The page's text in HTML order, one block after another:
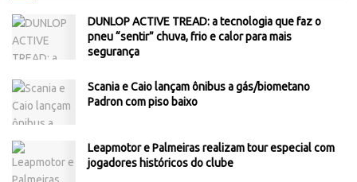
DUNLOP ACTIVE TREAD: a tecnologia que faz o
pneu “sentir” chuva, frio e calor para mais
segurança
Scania e Caio lançam ônibus a gás/biometano
Padron com piso baixo
Leapmotor e Palmeiras realizam tour especial com
jogadores históricos do clube